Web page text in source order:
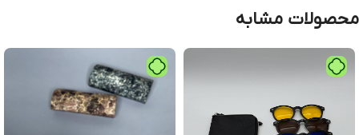
محصولات مشابه